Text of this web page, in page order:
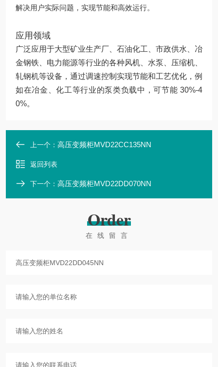
解决用户实际问题，实现节能和高效运行。
应用领域
广泛应用于大型矿业生产厂、石油化工、市政供水、冶
金钢铁、电力能源等行业的各种风机、水泵、压缩机、
轧钢机等设备，通过调速控制实现节能和工艺优化，例
如在冶金、化工等行业的泵类负载中，可节能 30%-4
0%。
上一个： 高压变频柜MVD22CC135NN
返回列表
下一个： 高压变频柜MVD22DD070NN
Order
在线留言